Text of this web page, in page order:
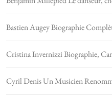
Bastien Augey Biographie
Cristina Invernizzi Biographie,
Cyril Denis Un Musicien